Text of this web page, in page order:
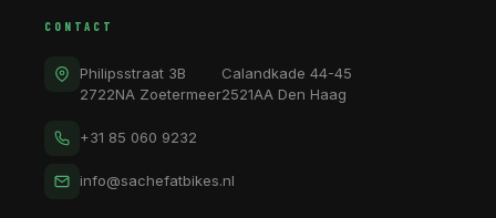
CONTACT
Philipsstraat 3B
2722NA Zoetermeer
Calandkade 44-45
2521AA Den Haag
+31 85 060 9232
info@sachefatbikes.nl